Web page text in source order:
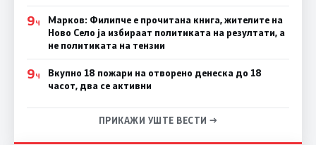
9Ч
Марков: Филипче е прочитана книга, жителите на
Ново Село ја избираат политиката на резултати, а
не политиката на тензии
9Ч
Вкупно 18 пожари на отворено денеска до 18
часот, два се активни
ПРИКАЖИ УШТЕ ВЕСТИ →